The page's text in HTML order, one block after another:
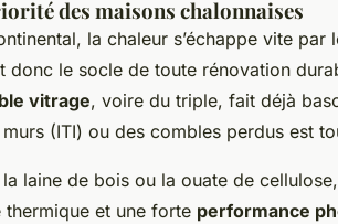
des maisons chalonnaises
la chaleur s’échappe vite par
donc le socle de toute rénovation
vitrage, voire du triple, fait déjà
murs (ITI) ou des combles perdus est
laine de bois ou la ouate de
et une forte performance